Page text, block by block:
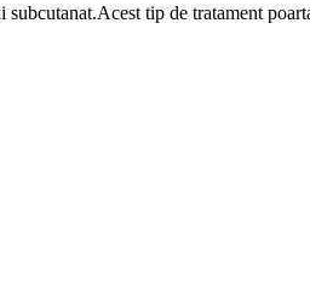
tip de tratament